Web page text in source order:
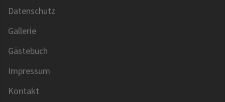
Datenschutz
Gallerie
Gästebuch
Impressum
Kontakt